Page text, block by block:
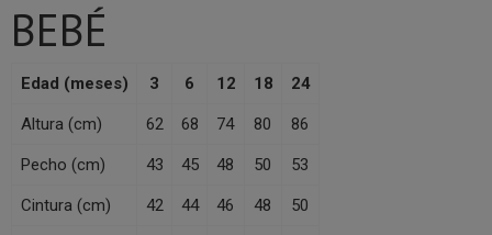
BEBÉ
Edad (meses) 3 6 12 18 24
Altura (cm) 62 68 74 80 86
Pecho (cm) 43 45 48 50 53
Cintura (cm) 42 44 46 48 50